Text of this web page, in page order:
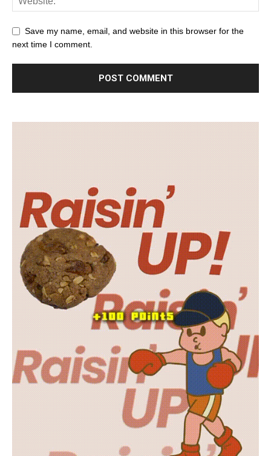
Save my name, email, and website in this browser for the
next time I comment.